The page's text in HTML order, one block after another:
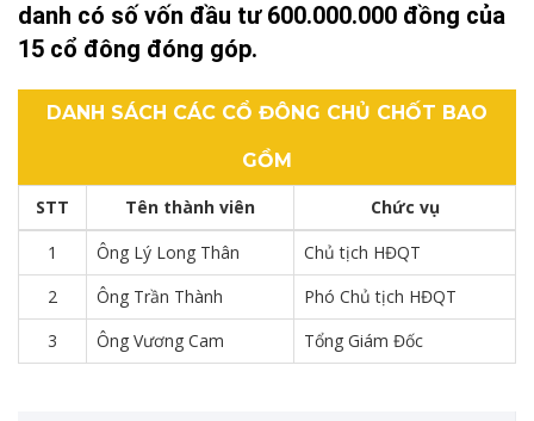
danh có số vốn đầu tư 600.000.000 đồng của
15 cổ đông đóng góp.
DANH SÁCH CÁC CỔ ĐÔNG CHỦ CHỐT BAO
GỒM
STT Tên thành viên
Chức vụ
1
Ông Lý Long Thân
Chủ tịch HĐQT
2
Ông Trần Thành
Phó Chủ tịch HĐQT
3
Ông Vương Cam Tổng Giám Đốc